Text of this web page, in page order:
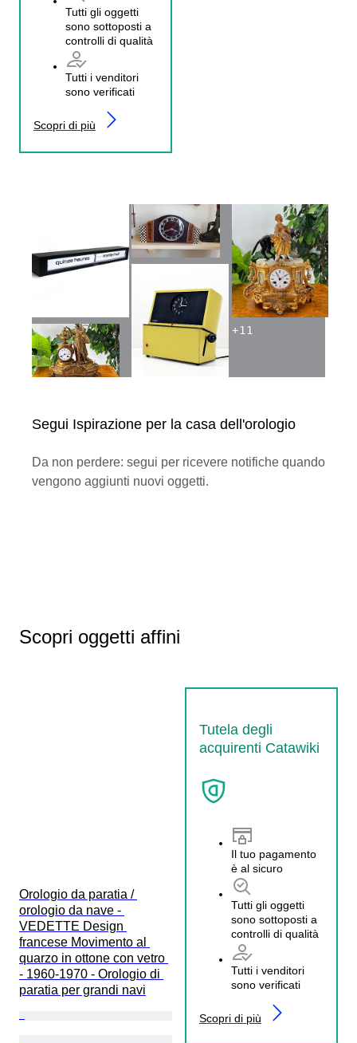
Tutti gli oggetti
sono sottoposti a
controlli di qualità
Tutti i venditori
sono verificati
Scopri di più
Segui Ispirazione per la casa dell'orologio
Da non perdere: segui per ricevere notifiche quando
vengono aggiunti nuovi oggetti.
+11
Scopri oggetti affini
Tutela degli
acquirenti Catawiki
Il tuo pagamento
è al sicuro
Tutti gli oggetti
sono sottoposti a
controlli di qualità
Tutti i venditori
sono verificati
Scopri di più
Orologio da paratia /
orologio da nave -
VEDETTE Design
francese Movimento al
quarzo in ottone con vetro
- 1960-1970 - Orologio di
paratia per grandi navi